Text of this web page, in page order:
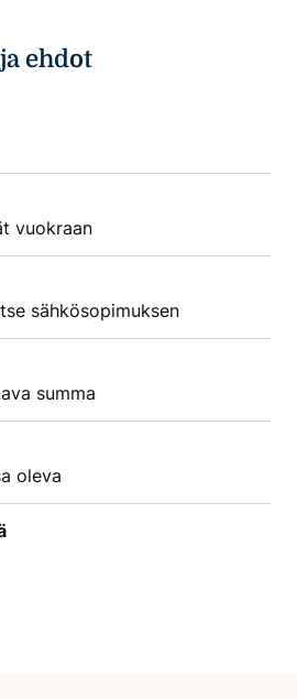
ehdot
vuokraan
sähkösopimuksen
summa
oleva